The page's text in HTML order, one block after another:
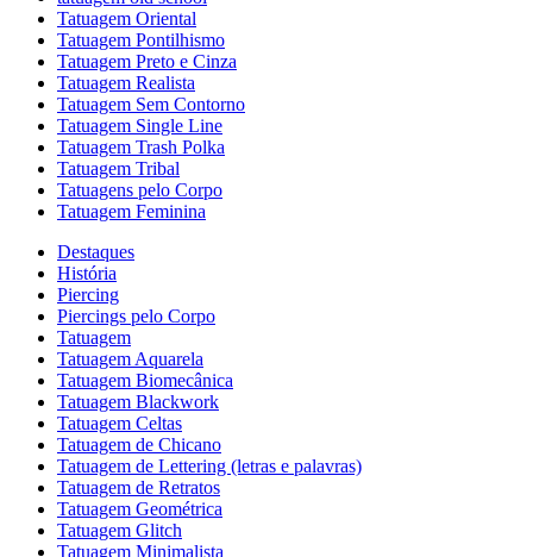
Tatuagem Oriental
Tatuagem Pontilhismo
Tatuagem Preto e Cinza
Tatuagem Realista
Tatuagem Sem Contorno
Tatuagem Single Line
Tatuagem Trash Polka
Tatuagem Tribal
Tatuagens pelo Corpo
Tatuagem Feminina
Destaques
História
Piercing
Piercings pelo Corpo
Tatuagem
Tatuagem Aquarela
Tatuagem Biomecânica
Tatuagem Blackwork
Tatuagem Celtas
Tatuagem de Chicano
Tatuagem de Lettering (letras e palavras)
Tatuagem de Retratos
Tatuagem Geométrica
Tatuagem Glitch
Tatuagem Minimalista